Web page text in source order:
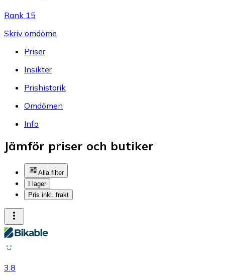
Rank 15
Skriv omdöme
Priser
Insikter
Prishistorik
Omdömen
Info
Jämför priser och butiker
Alla filter
I lager
Pris inkl. frakt
3.8